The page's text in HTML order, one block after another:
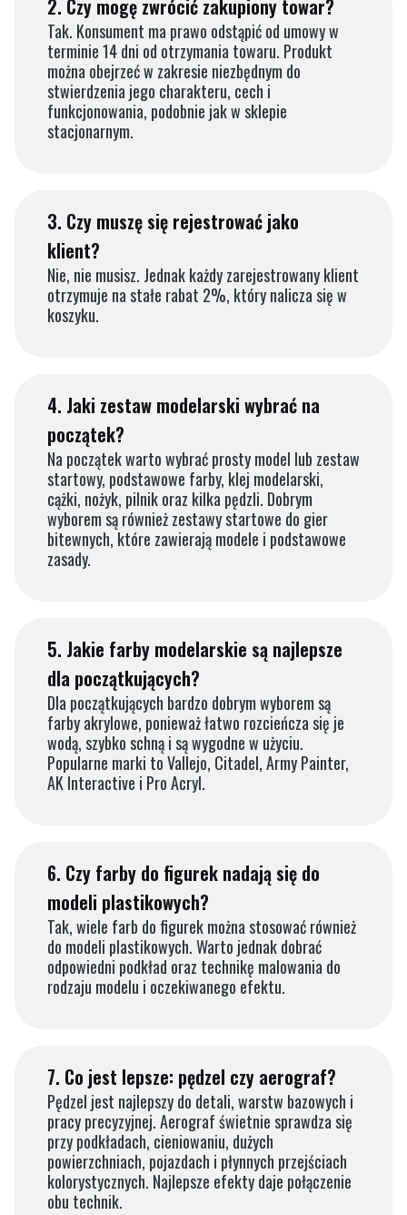
2. Czy mogę zwrócić zakupiony towar?
Tak. Konsument ma prawo odstąpić od umowy w
terminie 14 dni od otrzymania towaru. Produkt
można obejrzeć w zakresie niezbędnym do
stwierdzenia jego charakteru, cech i
funkcjonowania, podobnie jak w sklepie
stacjonarnym.
3. Czy muszę się rejestrować jako
klient?
Nie, nie musisz. Jednak każdy zarejestrowany klient
otrzymuje na stałe rabat 2%, który nalicza się w
koszyku.
4. Jaki zestaw modelarski wybrać na
początek?
Na początek warto wybrać prosty model lub zestaw
startowy, podstawowe farby, klej modelarski,
cążki, nożyk, pilnik oraz kilka pędzli. Dobrym
wyborem są również zestawy startowe do gier
bitewnych, które zawierają modele i podstawowe
zasady.
5. Jakie farby modelarskie są najlepsze
dla początkujących?
Dla początkujących bardzo dobrym wyborem są
farby akrylowe, ponieważ łatwo rozcieńcza się je
wodą, szybko schną i są wygodne w użyciu.
Popularne marki to Vallejo, Citadel, Army Painter,
AK Interactive i Pro Acryl.
6. Czy farby do figurek nadają się do
modeli plastikowych?
Tak, wiele farb do figurek można stosować również
do modeli plastikowych. Warto jednak dobrać
odpowiedni podkład oraz technikę malowania do
rodzaju modelu i oczekiwanego efektu.
7. Co jest lepsze: pędzel czy aerograf?
Pędzel jest najlepszy do detali, warstw bazowych i
pracy precyzyjnej. Aerograf świetnie sprawdza się
przy podkładach, cieniowaniu, dużych
powierzchniach, pojazdach i płynnych przejściach
kolorystycznych. Najlepsze efekty daje połączenie
obu technik.